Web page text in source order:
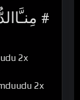
#
2x
2x